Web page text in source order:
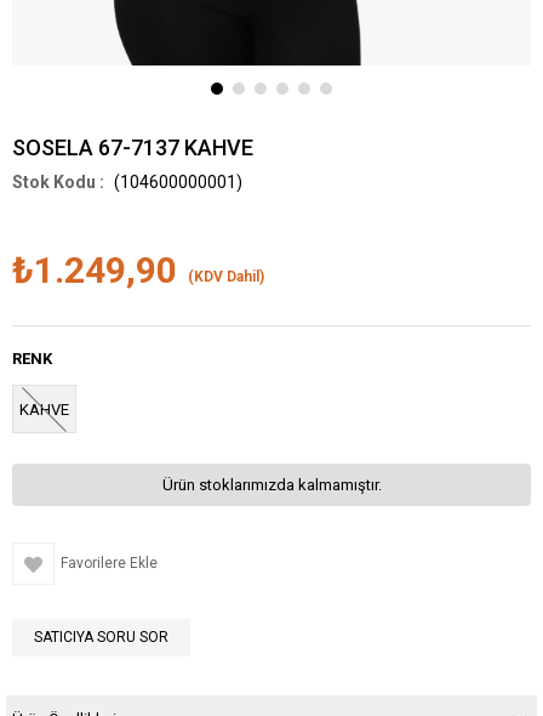
SOSELA 67-7137 KAHVE
(104600000001)
₺1.249,90 (KDV Dahil)
RENK
KAHVE
Ürün stoklarımızda kalmamıştır.
Favorilere Ekle
SATICIYA SORU SOR